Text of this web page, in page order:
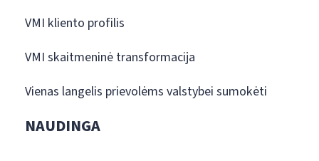
VMI kliento profilis
VMI skaitmeninė transformacija
Vienas langelis prievolėms valstybei sumokėti
NAUDINGA